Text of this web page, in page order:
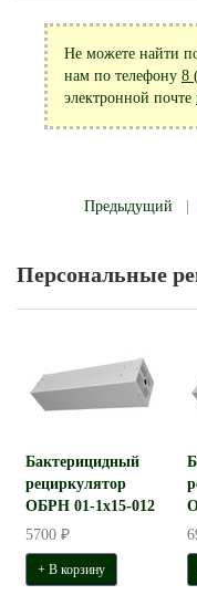
Не можете найти
нам по телефону 8
электронной почте
Предыдущий
Персональные
Бактерицидный
рециркулятор
ОБРН 01-1x15-012
5700 ₽
+ В корзину